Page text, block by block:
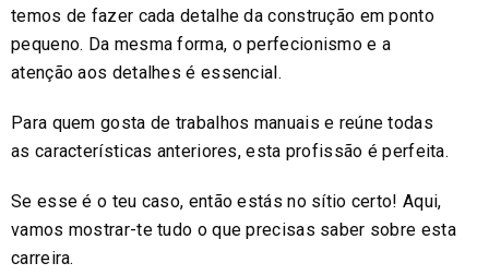
temos de fazer cada detalhe da construção em ponto
pequeno. Da mesma forma, o perfecionismo e a
atenção aos detalhes é essencial.
Para quem gosta de trabalhos manuais e reúne todas
as características anteriores, esta profissão é perfeita.
Se esse é o teu caso, então estás no sítio certo! Aqui,
vamos mostrar-te tudo o que precisas saber sobre esta
carreira.